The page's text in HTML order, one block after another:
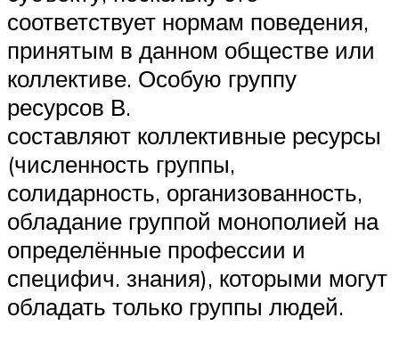
соответствует нормам поведения,
принятым в данном обществе или
коллективе. Особую группу
ресурсов В.
составляют коллективные ресурсы
(численность группы,
солидарность, организованность,
обладание группой монополией на
определённые профессии и
специфич. знания), которыми могут
обладать только группы людей.